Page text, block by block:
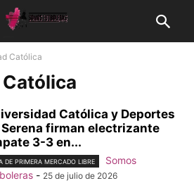
Católica
Católica y Deportes
Serena firman electrizante
3-3 en...
DE PRIMERA MERCADO LIBRE
Somos
- 25 de julio de 2026